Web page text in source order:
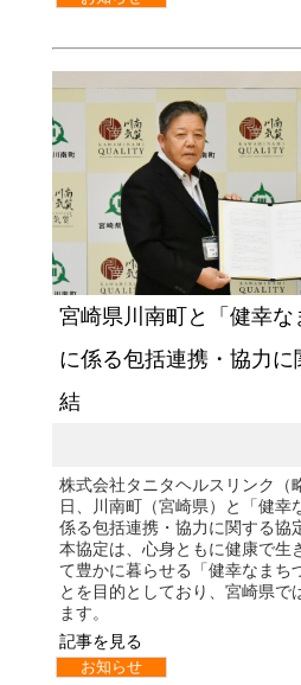
宮崎県川南町と「健幸な
に係る包括連携・協力
結
株式会社タニタヘルスリンク（
日、川南町（宮崎県）と「健幸
係る包括連携・協力に関する協
本協定は、心身ともに健康で生
て豊かに暮らせる「健幸なまち
とを目的としており、宮崎県で
ます。
記事を見る
お知らせ